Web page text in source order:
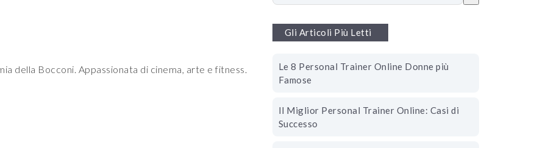
della Bocconi. Appassionata di cinema, arte e fitness.
Gli Articoli Più Letti
Le 8 Personal Trainer Online Donne più
Famose
Il Miglior Personal Trainer Online: Casi di
Successo